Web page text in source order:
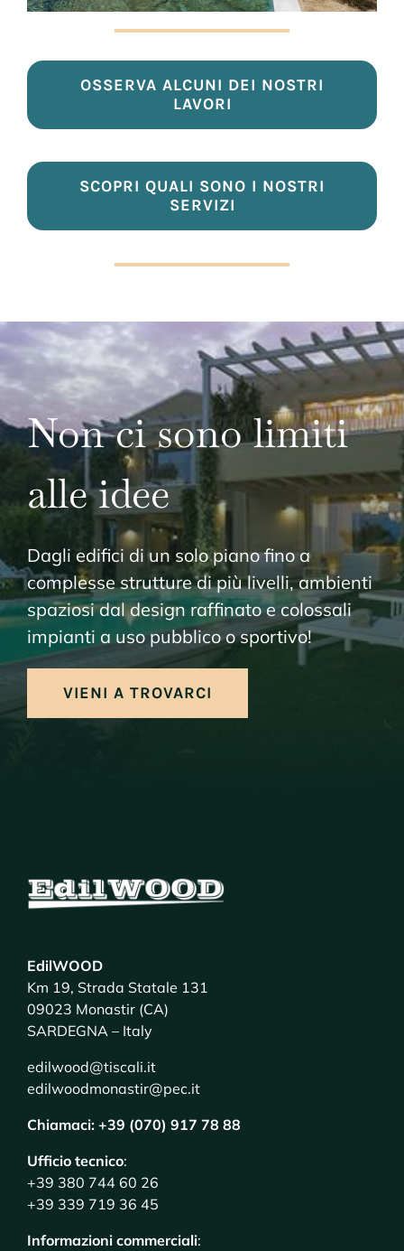
OSSERVA ALCUNI DEI NOSTRI
LAVORI
SCOPRI QUALI SONO I NOSTRI
SERVIZI
Non ci sono limiti
alle idee
Dagli edifici di un solo piano fino a
complesse strutture di più livelli, ambienti
spaziosi dal design raffinato e colossali
impianti a uso pubblico o sportivo!
VIENI A TROVARCI
EdilWOOD
Km 19, Strada Statale 131
09023 Monastir (CA)
SARDEGNA – Italy
edilwood@tiscali.it
edilwoodmonastir@pec.it
Chiamaci: +39 (070) 917 78 88
Ufficio tecnico:
+39 380 744 60 26
+39 339 719 36 45
Informazioni commerciali: